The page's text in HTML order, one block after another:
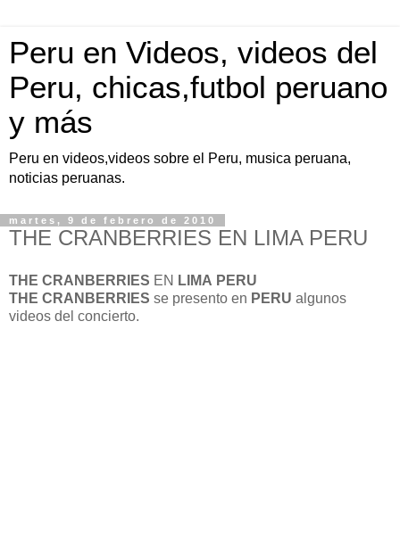
Peru en Videos, videos del
Peru, chicas,futbol peruano
y más
Peru en videos,videos sobre el Peru, musica peruana,
noticias peruanas.
martes, 9 de febrero de 2010
THE CRANBERRIES EN LIMA PERU
THE CRANBERRIES EN LIMA PERU
THE CRANBERRIES se presento en PERU algunos
videos del concierto.